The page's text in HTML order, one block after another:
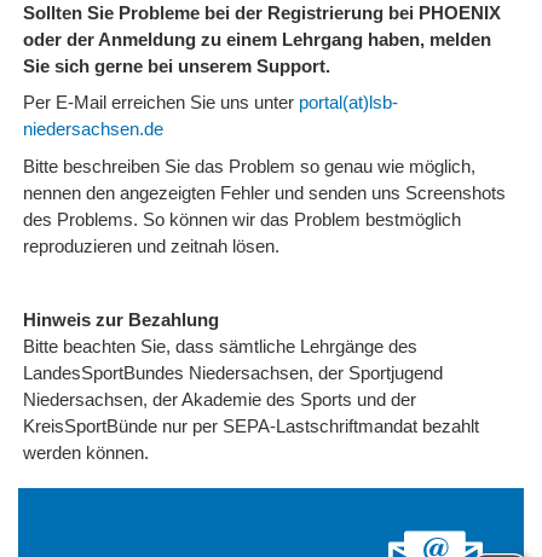
Sollten Sie Probleme bei der Registrierung bei PHOENIX
oder der Anmeldung zu einem Lehrgang haben, melden
Sie sich gerne bei unserem Support.
Per E-Mail erreichen Sie uns unter portal(at)lsb-
niedersachsen.de
Bitte beschreiben Sie das Problem so genau wie möglich,
nennen den angezeigten Fehler und senden uns Screenshots
des Problems. So können wir das Problem bestmöglich
reproduzieren und zeitnah lösen.
Hinweis zur Bezahlung
Bitte beachten Sie, dass sämtliche Lehrgänge des
LandesSportBundes Niedersachsen, der Sportjugend
Niedersachsen, der Akademie des Sports und der
KreisSportBünde nur per SEPA-Lastschriftmandat bezahlt
werden können.